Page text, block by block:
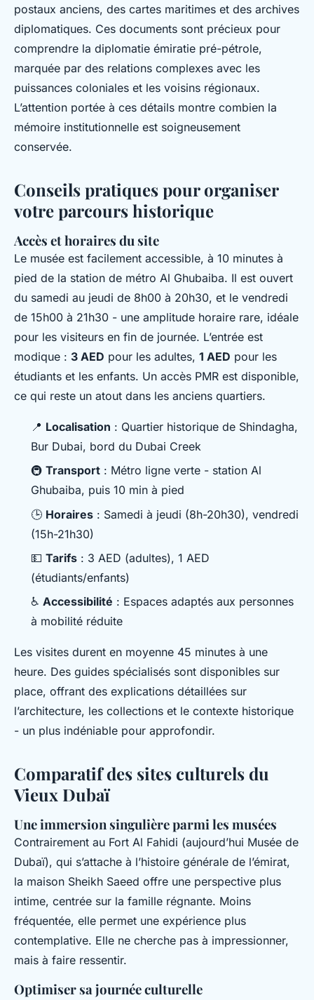
postaux anciens, des cartes maritimes et des archives
diplomatiques. Ces documents sont précieux pour
comprendre la diplomatie émiratie pré-pétrole,
marquée par des relations complexes avec les
puissances coloniales et les voisins régionaux.
L’attention portée à ces détails montre combien la
mémoire institutionnelle est soigneusement
conservée.
Conseils pratiques pour organiser
votre parcours historique
Accès et horaires du site
Le musée est facilement accessible, à 10 minutes à
pied de la station de métro Al Ghubaiba. Il est ouvert
du samedi au jeudi de 8h00 à 20h30, et le vendredi
de 15h00 à 21h30 - une amplitude horaire rare, idéale
pour les visiteurs en fin de journée. L’entrée est
modique : 3 AED pour les adultes, 1 AED pour les
étudiants et les enfants. Un accès PMR est disponible,
ce qui reste un atout dans les anciens quartiers.
📍 Localisation : Quartier historique de Shindagha,
Bur Dubai, bord du Dubai Creek
🚇 Transport : Métro ligne verte - station Al
Ghubaiba, puis 10 min à pied
🕒 Horaires : Samedi à jeudi (8h-20h30), vendredi
(15h-21h30)
💵 Tarifs : 3 AED (adultes), 1 AED
(étudiants/enfants)
♿ Accessibilité : Espaces adaptés aux personnes
à mobilité réduite
Les visites durent en moyenne 45 minutes à une
heure. Des guides spécialisés sont disponibles sur
place, offrant des explications détaillées sur
l’architecture, les collections et le contexte historique
- un plus indéniable pour approfondir.
Comparatif des sites culturels du
Vieux Dubaï
Une immersion singulière parmi les musées
Contrairement au Fort Al Fahidi (aujourd’hui Musée de
Dubaï), qui s’attache à l’histoire générale de l’émirat,
la maison Sheikh Saeed offre une perspective plus
intime, centrée sur la famille régnante. Moins
fréquentée, elle permet une expérience plus
contemplative. Elle ne cherche pas à impressionner,
mais à faire ressentir.
Optimiser sa journée culturelle